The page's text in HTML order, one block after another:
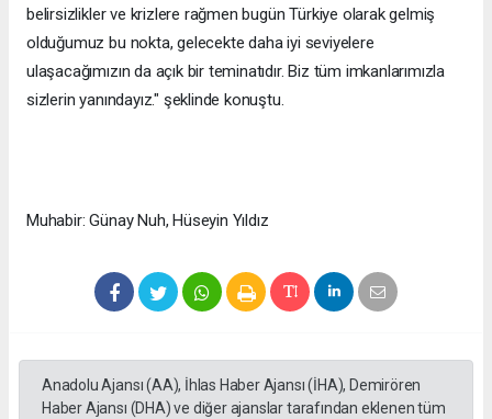
belirsizlikler ve krizlere rağmen bugün Türkiye olarak gelmiş
olduğumuz bu nokta, gelecekte daha iyi seviyelere
ulaşacağımızın da açık bir teminatıdır. Biz tüm imkanlarımızla
sizlerin yanındayız." şeklinde konuştu.
Muhabir: Günay Nuh, Hüseyin Yıldız
Anadolu Ajansı (AA), İhlas Haber Ajansı (İHA), Demirören
Haber Ajansı (DHA) ve diğer ajanslar tarafından eklenen tüm